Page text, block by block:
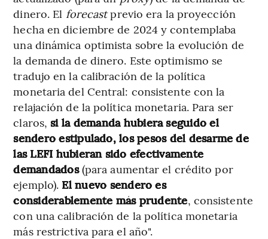
dinero. El forecastprevio era la proyección
hecha en diciembre de 2024 y contemplaba
una dinámica optimista sobre la evolución de
la demanda de dinero. Este optimismo se
tradujo en la calibración de la política
monetaria del Central: consistente con la
relajación de la política monetaria. Para ser
claros,si la demanda hubiera seguido el
sendero estipulado, los pesos del desarme de
las LEFI hubieran sido efectivamente
demandados(para aumentar el crédito por
ejemplo). El nuevo sendero es
considerablemente más prudente, consistente
con una calibración de la política monetaria
más restrictiva para el año".